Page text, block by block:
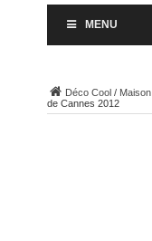
MENU
Déco Cool/
de Cannes 2012